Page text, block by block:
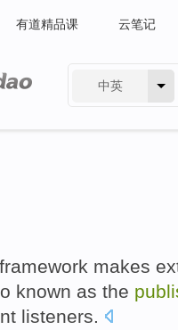
有道精品课 云笔记
中英
framework makes
known as the
listeners.